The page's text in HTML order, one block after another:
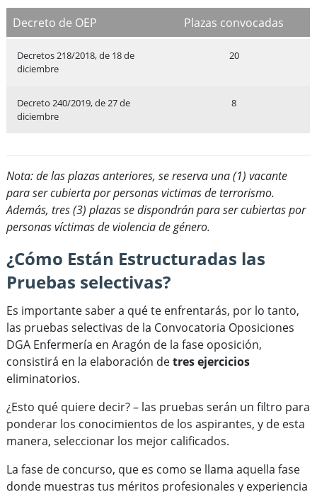
Decreto de OEP Plazas convocadas
Decretos 218/2018, de 18 de
diciembre
20
Decreto 240/2019, de 27 de
diciembre
8
Nota: de las plazas anteriores, se reserva una (1) vacante
para ser cubierta por personas victimas de terrorismo.
Además, tres (3) plazas se dispondrán para ser cubiertas por
personas víctimas de violencia de género.
¿Cómo Están Estructuradas las
Pruebas selectivas?
Es importante saber a qué te enfrentarás, por lo tanto,
las pruebas selectivas de la Convocatoria Oposiciones
DGA Enfermería en Aragón de la fase oposición,
consistirá en la elaboración detres ejercicios
eliminatorios.
¿Esto qué quiere decir? – las pruebas serán un filtro para
ponderar los conocimientos de los aspirantes, y de esta
manera, seleccionar los mejor calificados.
La fase de concurso, que es como se llama aquella fase
donde muestras tus méritos profesionales y experiencia